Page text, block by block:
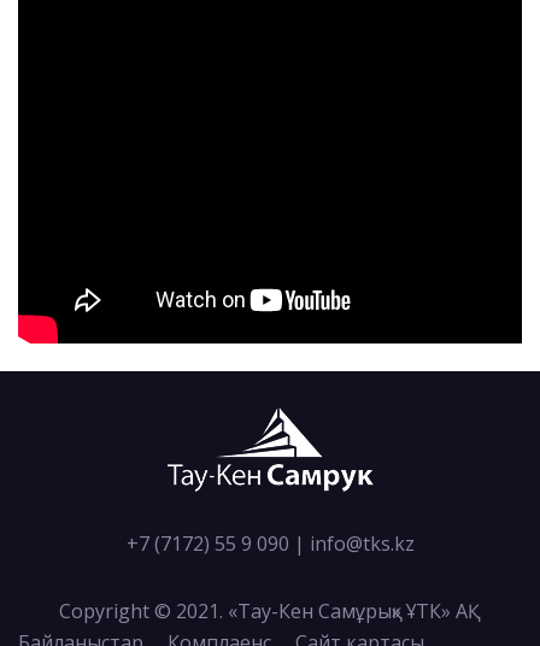
+7 (7172) 55 9 090 | info@tks.kz
Copyright © 2021. «Тау-Кен Самұрық» ҰТК» АҚ